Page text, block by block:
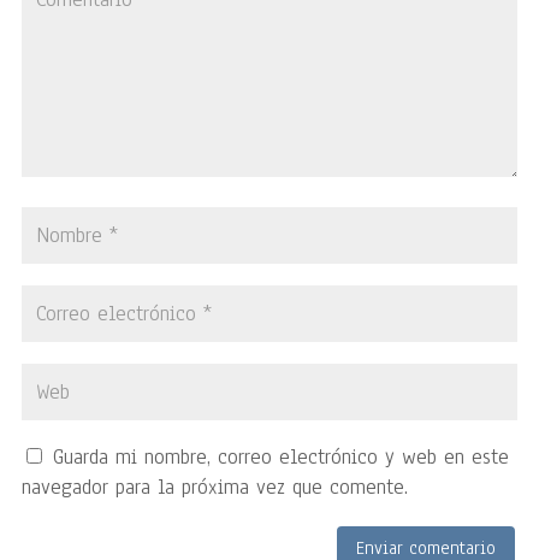
Guarda mi nombre, correo electrónico y web en este
navegador para la próxima vez que comente.